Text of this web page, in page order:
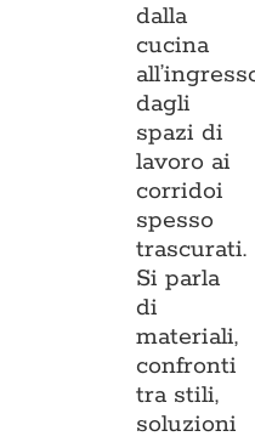
dalla
cucina
dagli
spazi di
lavoro ai
corridoi
spesso
trascurati.
Si parla
di
materiali,
confronti
tra stili,
soluzioni